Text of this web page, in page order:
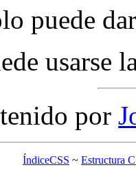
puede
usarse
por
ÍndiceCSS ~ Estructura